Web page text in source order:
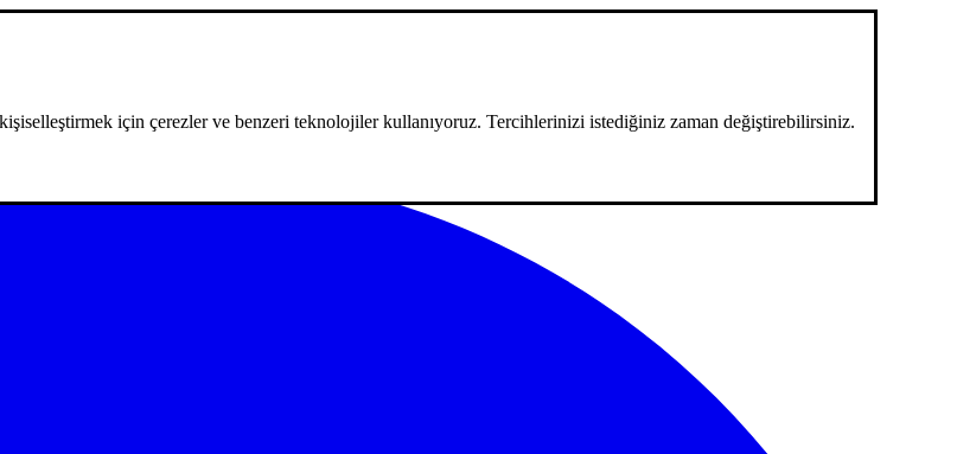
için çerezler ve benzeri teknolojiler kullanıyoruz. Tercihlerinizi istediğiniz zaman değiştirebilirsiniz.